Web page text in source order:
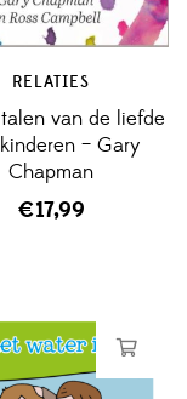
RELATIES
van de liefde
– Gary
Chapman
€17,99